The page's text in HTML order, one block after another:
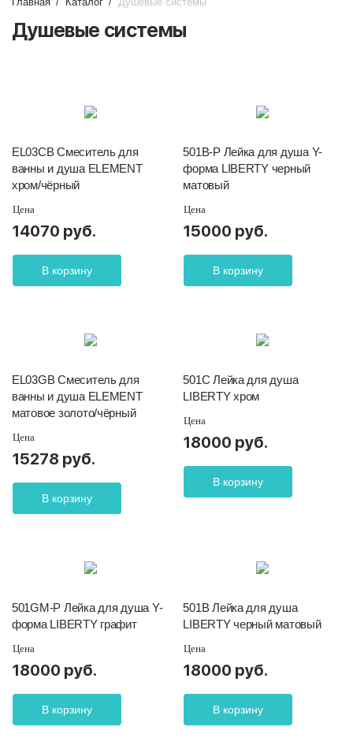
Душевые системы
EL03CB Смеситель для
ванны и душа ELEMENT
хром/чёрный
Цена
14070 руб.
В корзину
501B-P Лейка для душа Y-
форма LIBERTY черный
матовый
Цена
15000 руб.
В корзину
EL03GB Смеситель для
ванны и душа ELEMENT
матовое золото/чёрный
Цена
15278 руб.
В корзину
501C Лейка для душа
LIBERTY хром
Цена
18000 руб.
В корзину
501GM-P Лейка для душа Y-
форма LIBERTY графит
Цена
18000 руб.
В корзину
501B Лейка для душа
LIBERTY черный матовый
Цена
18000 руб.
В корзину